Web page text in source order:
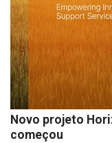
Novo projeto
começou